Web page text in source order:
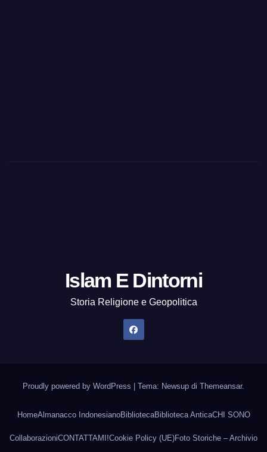
Islam E Dintorni
Storia Religione e Geopolitica
Proudly powered by WordPress Tema: Newsup di Themeansar.
HomeAlmanacco IndonesianoBibliotecaBiblioteca AnticaCHI SONO
CollaborazioniCONTATTAMI!Cookie Policy (UE)Foto Storiche – Archivio